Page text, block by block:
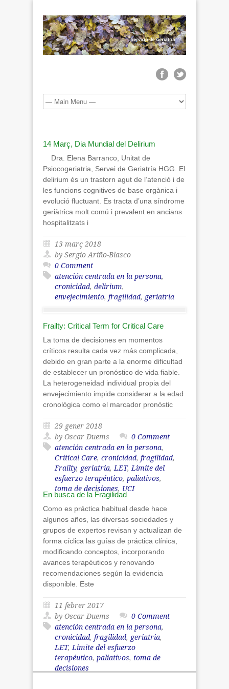
14 Març, Dia Mundial del Delirium
Dra. Elena Barranco, Unitat de
Psiocogeriatria, Servei de Geriatría HGG. El
delirium és un trastorn agut de l’atenció i de
les funcions cognitives de base orgànica i
evolució fluctuant. Es tracta d’una síndrome
geriàtrica molt comú i prevalent en ancians
hospitalitzats i
13 març 2018
by Sergio Ariño-Blasco
0 Comment
atención centrada en la persona,
cronicidad, delirium,
envejecimiento, fragilidad, geriatria
Frailty: Critical Term for Critical Care
La toma de decisiones en momentos
críticos resulta cada vez más complicada,
debido en gran parte a la enorme dificultad
de establecer un pronóstico de vida fiable.
La heterogeneidad individual propia del
envejecimiento impide considerar a la edad
cronológica como el marcador pronóstic
29 gener 2018
by Oscar Duems
0 Comment
atención centrada en la persona,
Critical Care, cronicidad, fragilidad,
Frailty, geriatria, LET, Limite del
esfuerzo terapéutico, paliativos,
toma de decisiones, UCI
En busca de la Fragilidad
Como es práctica habitual desde hace
algunos años, las diversas sociedades y
grupos de expertos revisan y actualizan de
forma cíclica las guías de práctica clínica,
modificando conceptos, incorporando
avances terapéuticos y renovando
recomendaciones según la evidencia
disponible. Este
11 febrer 2017
by Oscar Duems
0 Comment
atención centrada en la persona,
cronicidad, fragilidad, geriatria,
LET, Limite del esfuerzo
terapéutico, paliativos, toma de
decisiones